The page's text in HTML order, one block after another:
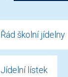
Řád školní jídelny
Jídelní lístek